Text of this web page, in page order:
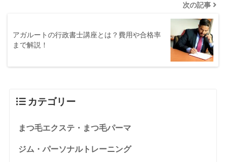
次の記事
アガルートの行政書士講座とは？費用や合格率
まで解説！
カテゴリー
まつ毛エクステ・まつ毛パーマ
ジム・パーソナルトレーニング